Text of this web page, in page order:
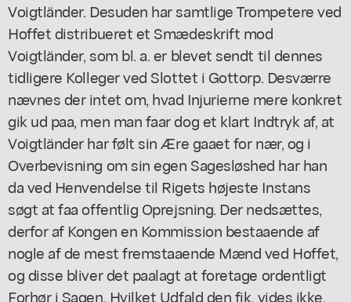
Voigtländer. Desuden har samtlige Trompetere ved
Hoffet distribueret et Smædeskrift mod
Voigtländer, som bl. a. er blevet sendt til dennes
tidligere Kolleger ved Slottet i Gottorp. Desværre
nævnes der intet om, hvad Injurierne mere konkret
gik ud paa, men man faar dog et klart Indtryk af, at
Voigtländer har følt sin Ære gaaet for nær, og i
Overbevisning om sin egen Sagesløshed har han
da ved Henvendelse til Rigets højeste Instans
søgt at faa offentlig Oprejsning. Der nedsættes,
derfor af Kongen en Kommission bestaaende af
nogle af de mest fremstaaende Mænd ved Hoffet,
og disse bliver det paalagt at foretage ordentligt
Forhør i Sagen. Hvilket Udfald den fik, vides ikke,